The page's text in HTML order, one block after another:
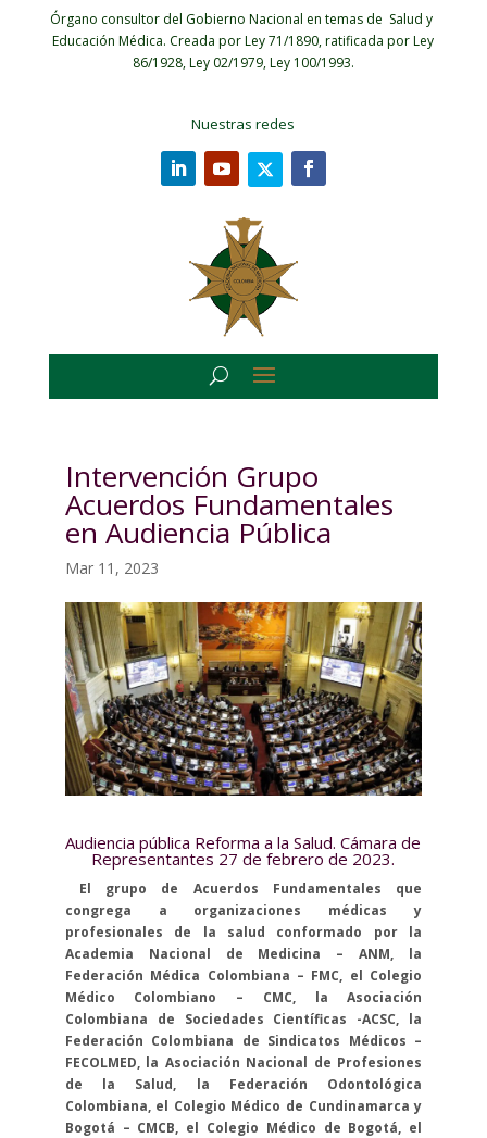
Órgano consultor del Gobierno Nacional en temas de Salud y
Educación Médica. Creada por Ley 71/1890, ratificada por Ley
86/1928, Ley 02/1979, Ley 100/1993.
Nuestras redes
Intervención Grupo
Acuerdos Fundamentales
en Audiencia Pública
Mar 11, 2023
Audiencia pública Reforma a la Salud. Cámara de
Representantes 27 de febrero de 2023.
El grupo de Acuerdos Fundamentales que
congrega a organizaciones médicas y
profesionales de la salud conformado por la
Academia Nacional de Medicina – ANM, la
Federación Médica Colombiana – FMC, el Colegio
Médico Colombiano – CMC, la Asociación
Colombiana de Sociedades Científicas -ACSC, la
Federación Colombiana de Sindicatos Médicos –
FECOLMED, la Asociación Nacional de Profesiones
de la Salud, la Federación Odontológica
Colombiana, el Colegio Médico de Cundinamarca y
Bogotá – CMCB, el Colegio Médico de Bogotá, el